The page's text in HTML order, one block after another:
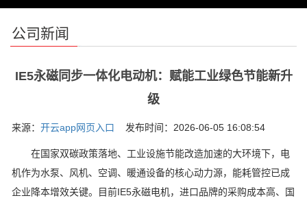
公司新闻
IE5永磁同步一体化电动机：赋能工业绿色节能新升
级
来源： 开云app网页入口 发布时间：2026-06-05 16:08:54
在国家双碳政策落地、工业设施节能改造加速的大环境下，电
机作为水泵、风机、空调、暖通设备的核心动力源，能耗管控已成
企业降本增效关键。目前IE5永磁电机，进口品牌的采购成本高、国